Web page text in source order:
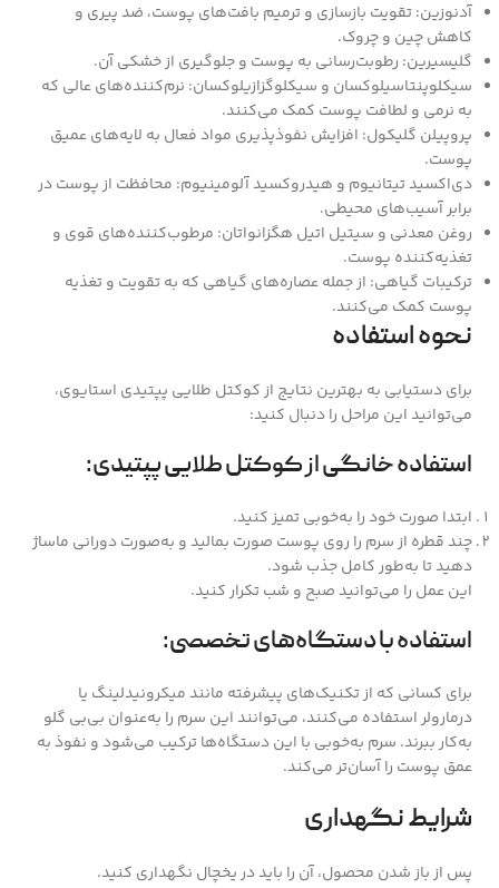
آدنوزین: تقویت بازسازی و ترمیم بافت‌های پوست، ضد پیری و
کاهش چین و چروک.
گلیسیرین: رطوبت‌رسانی به پوست و جلوگیری از خشکی آن.
سیکلوپنتاسیلوکسان و سیکلوگزازیلوکسان: نرم‌کننده‌های عالی که
به نرمی و لطافت پوست کمک می‌کنند.
پروپیلن گلیکول: افزایش نفوذپذیری مواد فعال به لایه‌های عمیق
پوست.
دی‌اکسید تیتانیوم و هیدروکسید آلومینیوم: محافظت از پوست در
برابر آسیب‌های محیطی.
روغن معدنی و سیتیل اتیل هگزانواتان: مرطوب‌کننده‌های قوی و
تغذیه‌کننده پوست.
ترکیبات گیاهی: از جمله عصاره‌های گیاهی که به تقویت و تغذیه
پوست کمک می‌کنند.
نحوه استفاده
برای دستیابی به بهترین نتایج از کوکتل طلایی پپتیدی استایوی،
می‌توانید این مراحل را دنبال کنید:
استفاده خانگی از کوکتل طلایی پپتیدی:
ابتدا صورت خود را به‌خوبی تمیز کنید.
چند قطره از سرم را روی پوست صورت بمالید و به‌صورت دورانی ماساژ
دهید تا به‌طور کامل جذب شود.
این عمل را می‌توانید صبح و شب تکرار کنید.
استفاده با دستگاه‌های تخصصی:
برای کسانی که از تکنیک‌های پیشرفته مانند میکرونیدلینگ یا
درمارولر استفاده می‌کنند، می‌توانند این سرم را به‌عنوان بی‌بی گلو
به‌کار ببرند. سرم به‌خوبی با این دستگاه‌ها ترکیب می‌شود و نفوذ به
عمق پوست را آسان‌تر می‌کند.
شرایط نگهداری
پس از باز شدن محصول، آن را باید در یخچال نگهداری کنید.